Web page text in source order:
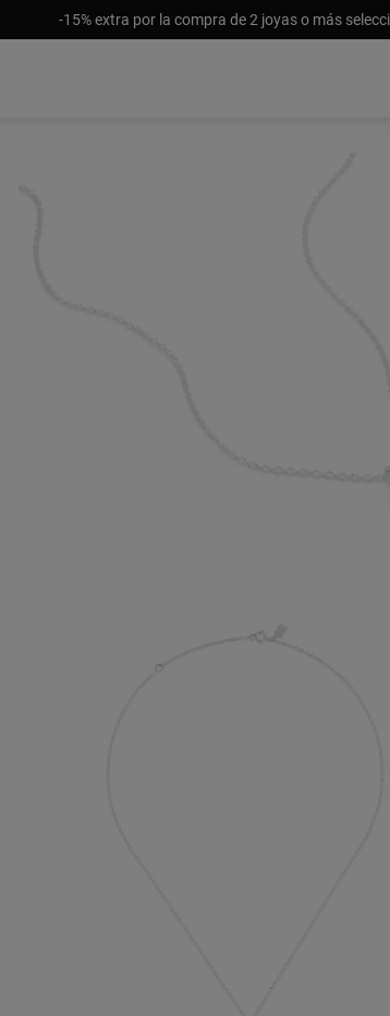
-15% extra por la compra de 2 joyas o más